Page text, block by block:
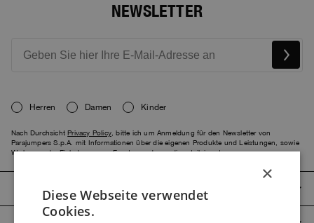
NEWSLETTER
Herren Damen Kinder
Nach DurchsichtPrivacy Policy, bitte ich um Anmeldung für den Newsletter von
Parajumpers S.p.A. mit Informationen über die eigenen Produkte und Leistungen, sowie
Werbung oder Einladungen zu Events, an denen diese teilnimmt.
×
Diese Webseite verwendet
Cookies.